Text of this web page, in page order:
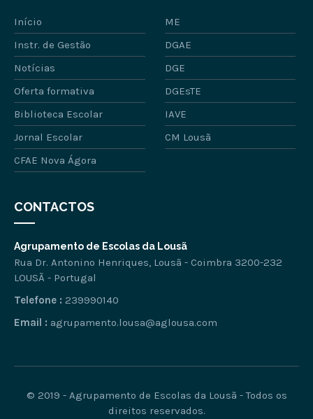
Início
ME
Instr. de Gestão
DGAE
Notícias
DGE
Oferta formativa
DGEsTE
Biblioteca Escolar
IAVE
Jornal Escolar
CM Lousã
CFAE Nova Ágora
CONTACTOS
Agrupamento de Escolas da Lousã
Rua Dr. Antonino Henriques, Lousã - Coimbra 3200-232
LOUSÃ - Portugal
Telefone : 239990140
Email : agrupamento.lousa@aglousa.com
© 2019 - Agrupamento de Escolas da Lousã - Todos os
direitos reservados.